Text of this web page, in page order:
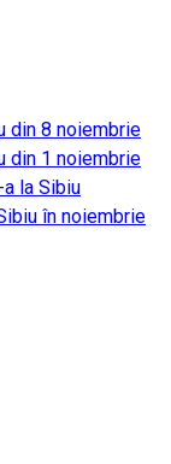
din 8 noiembrie
din 1 noiembrie
la Sibiu
în noiembrie